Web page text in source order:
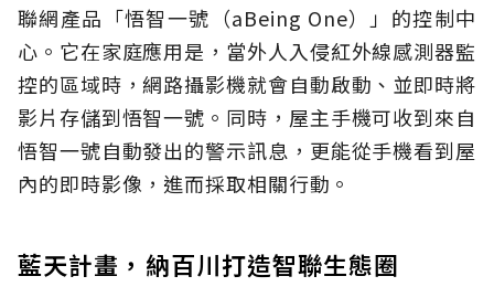
聯網產品「悟智一號（aBeing One）」的控制中
心。它在家庭應用是，當外人入侵紅外線感測器監
控的區域時，網路攝影機就會自動啟動、並即時將
影片存儲到悟智一號。同時，屋主手機可收到來自
悟智一號自動發出的警示訊息，更能從手機看到屋
內的即時影像，進而採取相關行動。
藍天計畫，納百川打造智聯生態圈